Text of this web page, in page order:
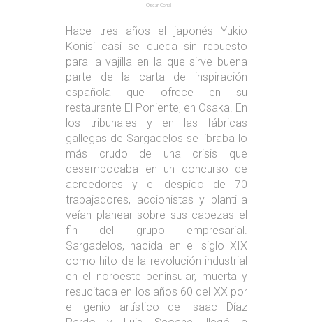
Oscar Corral
Hace tres años el japonés Yukio
Konisi casi se queda sin repuesto
para la vajilla en la que sirve buena
parte de la carta de inspiración
española que ofrece en su
restaurante El Poniente, en Osaka. En
los tribunales y en las fábricas
gallegas de Sargadelos se libraba lo
más crudo de una crisis que
desembocaba en un concurso de
acreedores y el despido de 70
trabajadores, accionistas y plantilla
veían planear sobre sus cabezas el
fin del grupo empresarial.
Sargadelos, nacida en el siglo XIX
como hito de la revolución industrial
en el noroeste peninsular, muerta y
resucitada en los años 60 del XX por
el genio artístico de Isaac Díaz